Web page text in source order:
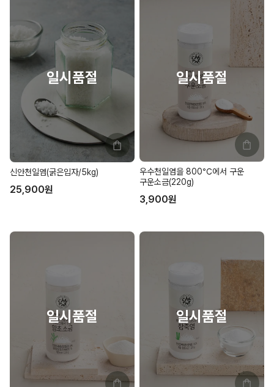
신안천일염(굵은입자/5kg)
25,900원
우수천일염을 800℃에서 구운
구운소금(220g)
3,900원